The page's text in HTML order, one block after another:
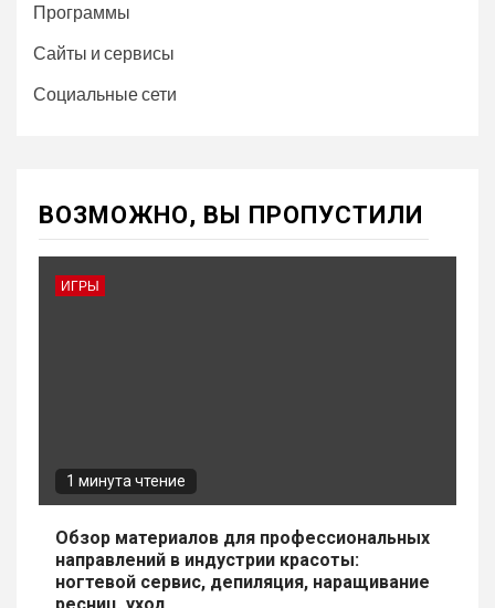
Программы
Сайты и сервисы
Социальные сети
ВОЗМОЖНО, ВЫ ПРОПУСТИЛИ
ИГРЫ
1 минута чтение
Обзор материалов для профессиональных
направлений в индустрии красоты:
ногтевой сервис, депиляция, наращивание